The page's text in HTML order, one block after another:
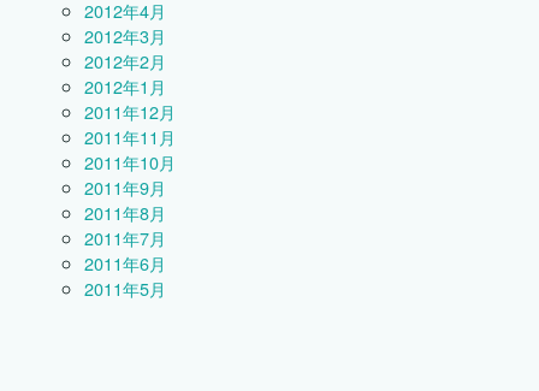
2012年4月
2012年3月
2012年2月
2012年1月
2011年12月
2011年11月
2011年10月
2011年9月
2011年8月
2011年7月
2011年6月
2011年5月